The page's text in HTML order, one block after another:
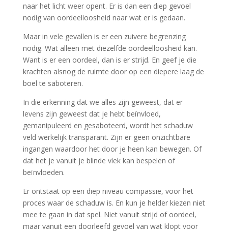
naar het licht weer opent. Er is dan een diep gevoel
nodig van oordeelloosheid naar wat er is gedaan.
Maar in vele gevallen is er een zuivere begrenzing
nodig. Wat alleen met diezelfde oordeelloosheid kan.
Want is er een oordeel, dan is er strijd. En geef je die
krachten alsnog de ruimte door op een diepere laag de
boel te saboteren.
In die erkenning dat we alles zijn geweest, dat er
levens zijn geweest dat je hebt beïnvloed,
gemanipuleerd en gesaboteerd, wordt het schaduw
veld werkelijk transparant. Zijn er geen onzichtbare
ingangen waardoor het door je heen kan bewegen. Of
dat het je vanuit je blinde vlek kan bespelen of
beïnvloeden.
Er ontstaat op een diep niveau compassie, voor het
proces waar de schaduw is. En kun je helder kiezen niet
mee te gaan in dat spel. Niet vanuit strijd of oordeel,
maar vanuit een doorleefd gevoel van wat klopt voor